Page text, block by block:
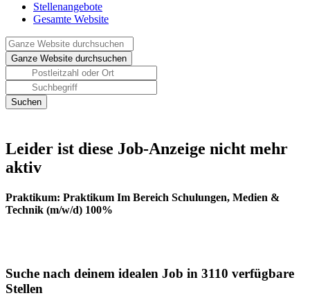
Stellenangebote
Gesamte Website
Leider ist diese Job-Anzeige nicht mehr
aktiv
Praktikum: Praktikum Im Bereich Schulungen, Medien &
Technik (m/w/d) 100%
Suche nach deinem idealen Job in 3110 verfügbare
Stellen